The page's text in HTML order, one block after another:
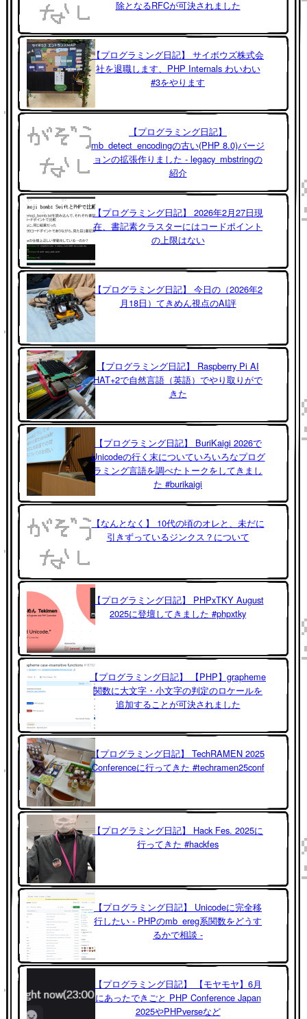
除となるRFCが可決されました
【プログラミング日記】 サイボウズ株式会
社を退職します、PHP Internals わいわい
#3をやります
【プログラミング日記】
mb_detect_encodingの古い(PHP 8.0)バージ
ョンの拡張作りました - legacy_mbstringの
紹介
【プログラミング日記】 2026年2月27日現
在、書記素クラスターにはコードポイント
の上限はない
【プログラミング日記】 今日の（2026年2
月18日）てきめん視点のAI評
【プログラミング日記】 Raspberry Pi AI
HAT+2で自然言語（英語）でやり取りがで
きた
【プログラミング日記】 BuriKaigi 2026で
Unicodeの行く末についていろいろなプログ
ラミング言語を調べたトークをしてきまし
た #burikaigi
【なんとなく】 10代の頃のオレと、未だに
引きずっているジンクス？について
【プログラミング日記】 PHPxTKY August
2025に登壇してきました #phpxtky
【プログラミング日記】 【PHP】grapheme
関数に大文字・小文字の判定のロケールを
追加することが可決されました
【プログラミング日記】 TechRAMEN 2025
Conferenceに行ってきた #techramen25conf
【プログラミング日記】 Hack Fes. 2025に
行ってきた #hackfes
【プログラミング日記】 Unicodeに完全移
行したい - PHPのmb_ereg系関数をどうす
るかで相談 -
【プログラミング日記】 【モヤモヤ】6月
にあったできごと PHP Conference Japan
2025やPHPverseなど